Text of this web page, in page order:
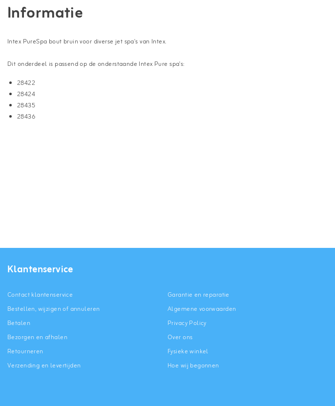
Informatie
Intex PureSpa bout bruin voor diverse jet spa's van Intex.
Dit onderdeel is passend op de onderstaande Intex Pure spa's:
28422
28424
28435
28436
Klantenservice
Contact klantenservice
Bestellen, wijzigen of annuleren
Betalen
Bezorgen en afhalen
Retourneren
Verzending en levertijden
Garantie en reparatie
Algemene voorwaarden
Privacy Policy
Over ons
Fysieke winkel
Hoe wij begonnen